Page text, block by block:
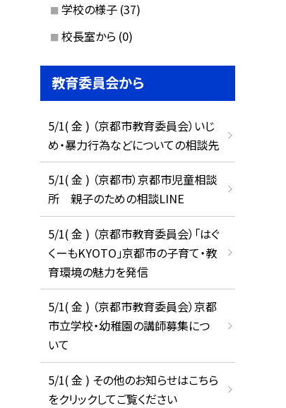
学校の様子 (37)
校長室から (0)
教育委員会から
5/1( 金 ) （京都市教育委員会）いじ
め・暴力行為などについての相談先
5/1( 金 ) （京都市）京都市児童相談
所 親子のための相談LINE
5/1( 金 ) （京都市教育委員会）「はぐ
くーもKYOTO」京都市の子育て・教
育環境の魅力を発信
5/1( 金 ) （京都市教育委員会）京都
市立学校・幼稚園の講師募集につ
いて
5/1( 金 ) その他のお知らせはこちら
をクリックしてご覧ください